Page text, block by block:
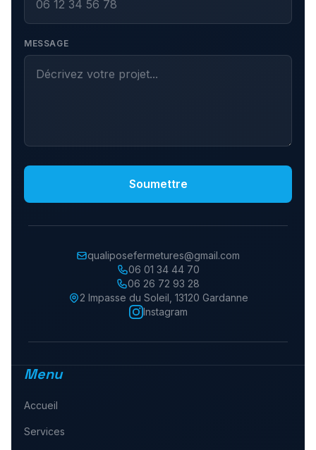
MESSAGE
Soumettre
qualiposefermetures@gmail.com
06 01 34 44 70
06 26 72 93 28
2 Impasse du Soleil 13120 Gardanne
Instagram
Menu
Accueil
Services